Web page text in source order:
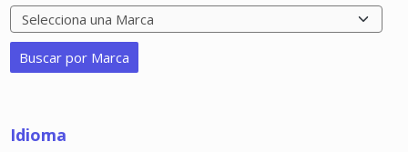
Idioma